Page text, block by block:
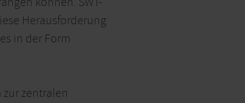
Herausforderung
in der Form
zentralen